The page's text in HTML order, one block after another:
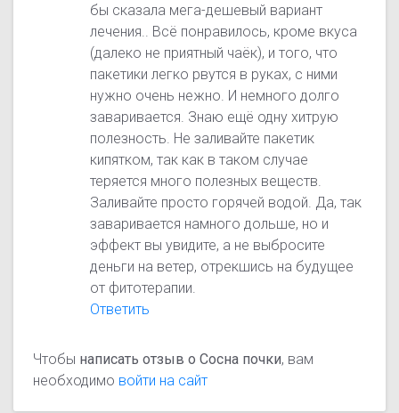
бы сказала мега-дешевый вариант
лечения.. Всё понравилось, кроме вкуса
(далеко не приятный чаёк), и того, что
пакетики легко рвутся в руках, с ними
нужно очень нежно. И немного долго
заваривается. Знаю ещё одну хитрую
полезность. Не заливайте пакетик
кипятком, так как в таком случае
теряется много полезных веществ.
Заливайте просто горячей водой. Да, так
заваривается намного дольше, но и
эффект вы увидите, а не выбросите
деньги на ветер, отрекшись на будущее
от фитотерапии.
Ответить
Чтобы написать отзыв о Сосна почки, вам
необходимо войти на сайт